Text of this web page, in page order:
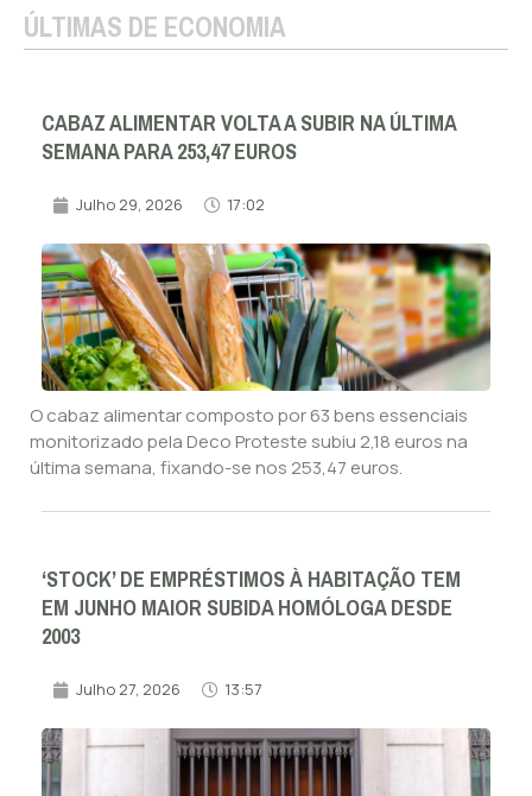
ÚLTIMAS DE ECONOMIA
CABAZ ALIMENTAR VOLTA A SUBIR NA ÚLTIMA
SEMANA PARA 253,47 EUROS
Julho 29, 2026 17:02
O cabaz alimentar composto por 63 bens essenciais
monitorizado pela Deco Proteste subiu 2,18 euros na
última semana, fixando-se nos 253,47 euros.
‘STOCK’ DE EMPRÉSTIMOS À HABITAÇÃO TEM
EM JUNHO MAIOR SUBIDA HOMÓLOGA DESDE
2003
Julho 27, 2026 13:57